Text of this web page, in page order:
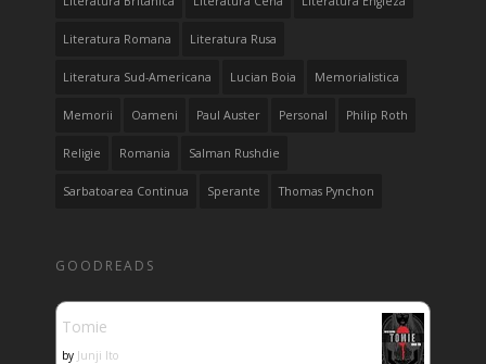
Literatura Romana Literatura Rusa
Literatura Sud-Americana Lucian Boia Memorialistica
Memorii Oameni Paul Auster Personal Philip Roth
Religie Romania Salman Rushdie
Sarbatoarea Continua Sperante Thomas Pynchon
GOODREADS
Tomie
by Junji Ito